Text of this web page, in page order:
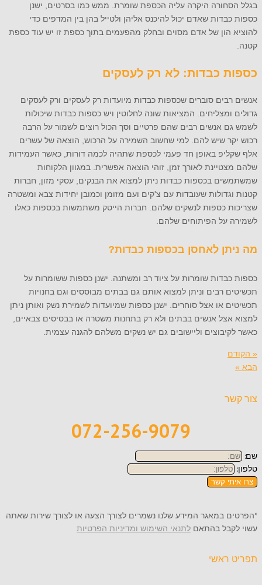
בגלל הסחורה היקרה עליה הכספת שומרת. ממש כמו בסרטים, ישנן
כספות כבדות שאדם יכול להיכנס אליהן ולטייל בהן בין המדפים כדי
להוציא הון של אדם מסוים ובחלק מהפעמים בתוך כספת זו יש עוד כספת
קטנה.
כספות כבדות: לא רק לעסקים
אנשים רבים סוברים שכספות כבדות מיועדות רק לעסקים ורק לעסקים
גדולים ומצליחים. המציאות שונה לחלוטין ויש כספות כבדות שיכולות
לשמש גם אנשים רבים שהם פרטיים וסך הכול רוצים לשמור על הרבה
רכוש יקר שיש להם. למי שחשוב השמירה על הרכוש, הוצאה של עשרים
אלף שקליפ באופן חד פעמי לכספת שתהיה לכמה דורות, כאשר העמידות
שלהם מצטיינת לאורך זמן, זוהי הוצאה אפשרית. במגוון הלקוחות
שמשתמשים בכספות כבדות ניתן למצוא את הבנקים, עסקי מזון, חברות
קטנות וגדולות שעובדות עם צ'קים ועם מזומן וכמובן יחידות צבא ומשטרה
שצריכות כספות לנשקים שלהם. חברות הייטק משתמשות בכספות כאלו
לשמירה על הפיתוחים שלהם.
מה ניתן לאחסן בכספות כבדות?
כספות כבדות שומרות על ציוד רב ומשתנה. ישנן כספות ששומרות על
תכשיטים רבים וניתן למצוא אותם גם בבתים מבוססים וגם בחנויות
תכשיטים או אצל סוחרים. ישנן כספות שמיועדות לשמירת נשק ואותן ניתן
למצוא אצל אנשים בבתים ולא רק בתחנות משטרה או בבסיסים צבאיים,
כאשר לקיבוצים וליישובים גם יש נשקים משלהם להגנה עצמית.
« הקודם
הבא »
צור קשר
072-256-9079
שם:
טלפון:
צרו איתי קשר
*הפרטים במאגר המידע שלנו נשמרים לצורך הצעה או לצורך שירות שאתה
עשוי לקבל בהתאם לתנאי השימוש ומדיניות הפרטיות
תפריט ראשי